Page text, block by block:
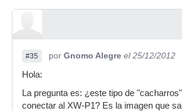
#35 por Gnomo Alegre el 25/12/2012
Hola:
La pregunta es: ¿este tipo de
conectar al XW-P1? Es la imagen que